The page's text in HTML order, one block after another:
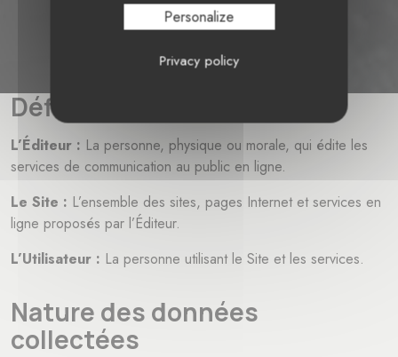
Définitions :
L’Éditeur : La personne, physique ou morale, qui édite les
services de communication au public en ligne.
Le Site : L’ensemble des sites, pages Internet et services en
ligne proposés par l’Éditeur.
L’Utilisateur : La personne utilisant le Site et les services.
Nature des données
collectées
Personalize
Privacy policy